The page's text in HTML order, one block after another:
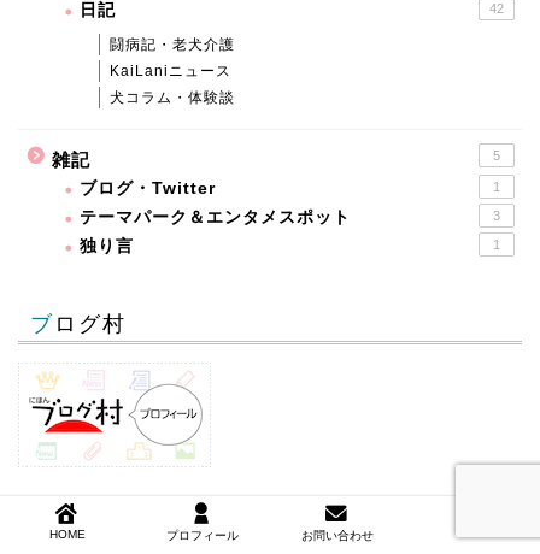
日記 42
闘病記・老犬介護
KaiLaniニュース
犬コラム・体験談
雑記 5
ブログ・Twitter 1
テーマパーク＆エンタメスポット 3
独り言 1
ブログ村
アーカイブ
HOME プロフィール お問い合わせ